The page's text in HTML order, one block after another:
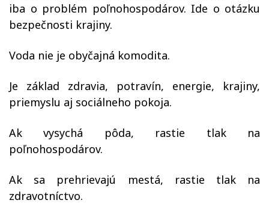
iba o problém poľnohospodárov. Ide o otázku
bezpečnosti krajiny.
Voda nie je obyčajná komodita.
Je základ zdravia, potravín, energie, krajiny,
priemyslu aj sociálneho pokoja.
Ak vysychá pôda, rastie tlak na
poľnohospodárov.
Ak sa prehrievajú mestá, rastie tlak na
zdravotníctvo.